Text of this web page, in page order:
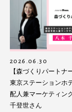
2026.06.30
【森づくりパートナ
東京ステーションホ
配人兼マーケティン
千登世さん